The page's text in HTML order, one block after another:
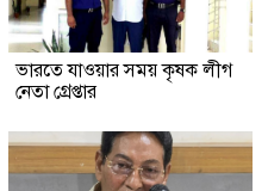
ভারতে যাওয়ার সময় কৃষক লীগ
নেতা গ্রেপ্তার